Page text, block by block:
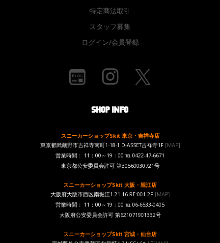
特定商法取引
スタッフ募集
ログイン/会員登録
スニーカーショップSkit 東京・吉祥寺店
東京都武蔵野市吉祥寺南町1-18-1 D-ASSET吉祥寺1F [MAP]
営業時間： 11：00～19：00 ℡ 0422-47-6671
東京都公安委員会許可 第30560030721号
スニーカーショップSkit 大阪・堀江店
大阪府大阪市西区南堀江1-21-16 RE:001 2F[MAP]
営業時間： 11：00～19：00 ℡ 06-6533-0405
大阪府公安委員会許可 第621071901332号
スニーカーショップSkit 宮城・仙台店